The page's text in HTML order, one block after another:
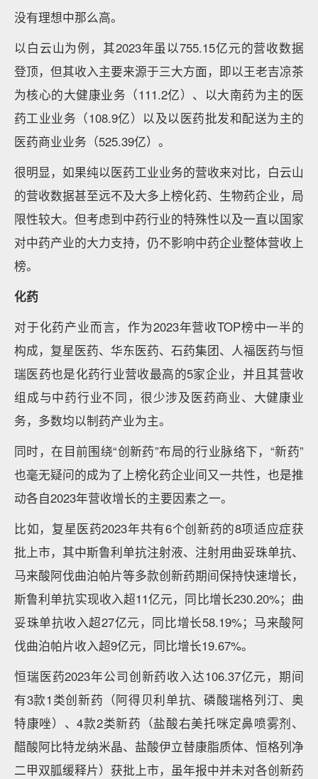
没有理想中那么高。
以白云山为例，其2023年虽以755.15亿元的营收数据
登顶，但其收入主要来源于三大方面，即以王老吉凉茶
为核心的大健康业务（111.2亿）、以大南药为主的医
药工业业务（108.9亿）以及以医药批发和配送为主的
医药商业业务（525.39亿）。
很明显，如果纯以医药工业业务的营收来对比，白云山
的营收数据甚至远不及大多上榜化药、生物药企业，局
限性较大。但考虑到中药行业的特殊性以及一直以国家
对中药产业的大力支持，仍不影响中药企业整体营收上
榜。
化药
对于化药产业而言，作为2023年营收TOP榜中一半的
构成，复星医药、华东医药、石药集团、人福医药与恒
瑞医药也是化药行业营收最高的5家企业，并且其营收
组成与中药行业不同，很少涉及医药商业、大健康业
务，多数均以制药产业为主。
同时，在目前围绕“创新药”布局的行业脉络下，“新药”
也毫无疑问的成为了上榜化药企业间又一共性，也是推
动各自2023年营收增长的主要因素之一。
比如，复星医药2023年共有6个创新药的8项适应症获
批上市，其中斯鲁利单抗注射液、注射用曲妥珠单抗、
马来酸阿伐曲泊帕片等多款创新药期间保持快速增长，
斯鲁利单抗实现收入超11亿元，同比增长230.20%；曲
妥珠单抗收入超27亿元，同比增长58.19%；马来酸阿
伐曲泊帕片收入超9亿元，同比增长19.67%。
恒瑞医药2023年公司创新药收入达106.37亿元，期间
有3款1类创新药（阿得贝利单抗、磷酸瑞格列汀、奥
特康唑）、4款2类新药（盐酸右美托咪定鼻喷雾剂、
醋酸阿比特龙纳米晶、盐酸伊立替康脂质体、恒格列净
二甲双胍缓释片）获批上市，虽年报中并未对各创新药